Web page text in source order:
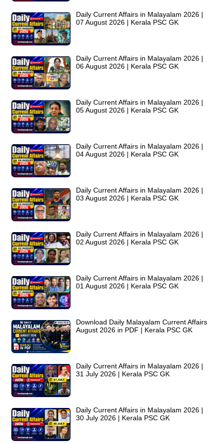
Daily Current Affairs in Malayalam 2026 |
07 August 2026 | Kerala PSC GK
Daily Current Affairs in Malayalam 2026 |
06 August 2026 | Kerala PSC GK
Daily Current Affairs in Malayalam 2026 |
05 August 2026 | Kerala PSC GK
Daily Current Affairs in Malayalam 2026 |
04 August 2026 | Kerala PSC GK
Daily Current Affairs in Malayalam 2026 |
03 August 2026 | Kerala PSC GK
Daily Current Affairs in Malayalam 2026 |
02 August 2026 | Kerala PSC GK
Daily Current Affairs in Malayalam 2026 |
01 August 2026 | Kerala PSC GK
Download Daily Malayalam Current Affairs
August 2026 in PDF | Kerala PSC GK
Daily Current Affairs in Malayalam 2026 |
31 July 2026 | Kerala PSC GK
Daily Current Affairs in Malayalam 2026 |
30 July 2026 | Kerala PSC GK